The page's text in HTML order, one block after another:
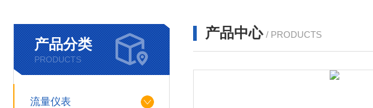
产品分类
PRODUCTS
流量仪表
产品中心 / PRODUCTS